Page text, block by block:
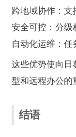
跨地域协作：支
安全可控：分级
自动化运维：任
这些优势使向日
型和远程办公的
结语